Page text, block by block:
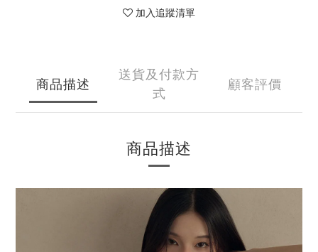
加入追蹤清單
商品描述
送貨及付款方
式
顧客評價
商品描述